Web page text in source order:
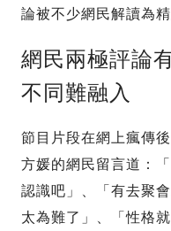
論被不少網民解讀為精
網民兩極評論
不同難融入
節目片段在網上瘋傳
方媛的網民留言道：
認識吧」、「有去聚
太為難了」、「性格